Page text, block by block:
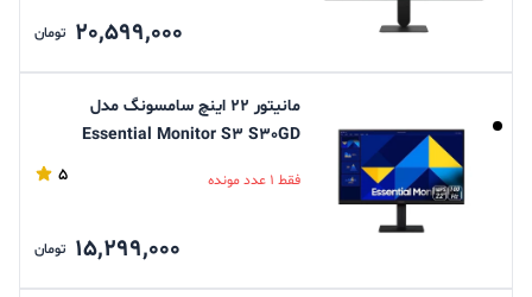
20,599,000 تومان
مانیتور 22 اینچ سامسونگ مدل
Essential Monitor S3 S30GD
فقط 1 عدد مونده 5
15,299,000 تومان